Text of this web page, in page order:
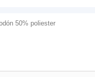
50% poliester